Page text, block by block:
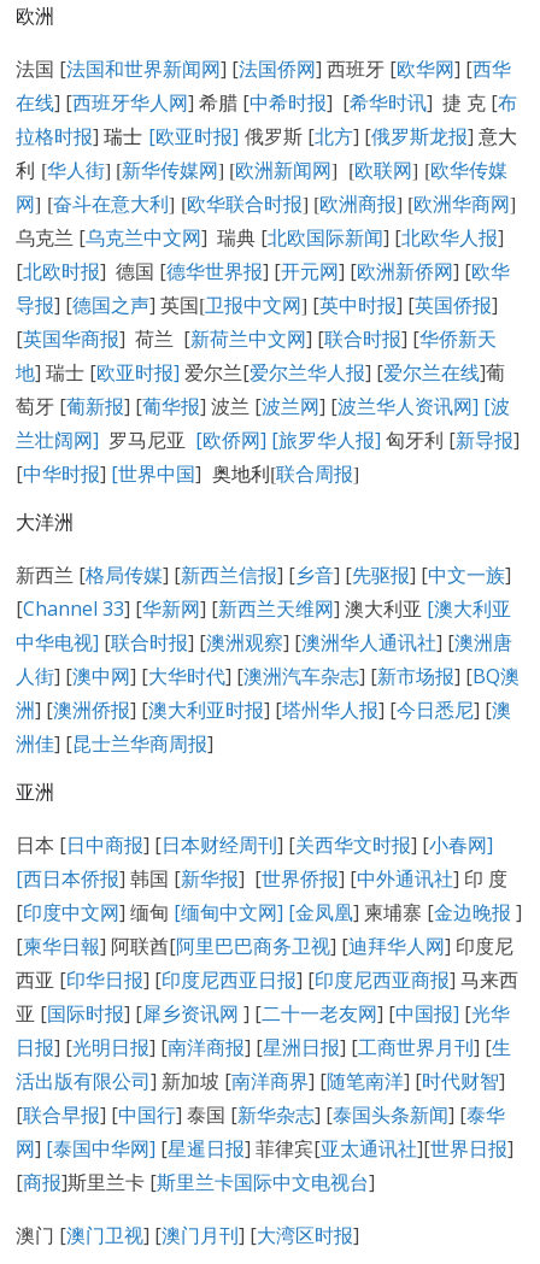
欧洲
法国 [法国和世界新闻网] [法国侨网] 西班牙 [欧华网] [西华
在线] [西班牙华人网] 希腊 [中希时报] [希华时讯] 捷 克 [布
拉格时报]瑞士 [欧亚时报] 俄罗斯 [北方] [俄罗斯龙报]意大
利 [华人街] [新华传媒网] [欧洲新闻网] [欧联网] [欧华传媒
网] [奋斗在意大利] [欧华联合时报] [欧洲商报] [欧洲华商网]
乌克兰 [乌克兰中文网] 瑞典 [北欧国际新闻] [北欧华人报]
[北欧时报] 德国 [德华世界报] [开元网] [欧洲新侨网] [欧华
导报] [德国之声] 英国[卫报中文网] [英中时报] [英国侨报]
[英国华商报] 荷兰 [新荷兰中文网] [联合时报] [华侨新天
地] 瑞士 [欧亚时报] 爱尔兰[爱尔兰华人报] [爱尔兰在线]葡
萄牙 [葡新报] [葡华报] 波兰 [波兰网] [波兰华人资讯网] [波
兰壮阔网] 罗马尼亚 [欧侨网] [旅罗华人报] 匈牙利 [新导报]
[中华时报] [世界中国] 奥地利[联合周报]
大洋洲
新西兰 [格局传媒] [新西兰信报] [乡音] [先驱报] [中文一族]
[Channel 33] [华新网] [新西兰天维网] 澳大利亚 [澳大利亚
中华电视] [联合时报] [澳洲观察] [澳洲华人通讯社] [澳洲唐
人街] [澳中网] [大华时代] [澳洲汽车杂志] [新市场报] [BQ澳
洲] [澳洲侨报] [澳大利亚时报] [塔州华人报] [今日悉尼] [澳
洲佳] [昆士兰华商周报]
亚洲
日本 [日中商报] [日本财经周刊] [关西华文时报] [小春网]
[西日本侨报] 韩国 [新华报] [世界侨报] [中外通讯社] 印 度
[印度中文网] 缅甸 [缅甸中文网] [金凤凰] 柬埔寨 [金边晚报 ]
[柬华日報] 阿联酋[阿里巴巴商务卫视] [迪拜华人网] 印度尼
西亚 [印华日报] [印度尼西亚日报] [印度尼西亚商报] 马来西
亚 [国际时报] [犀乡资讯网 ] [二十一老友网] [中国报] [光华
日报] [光明日报] [南洋商报] [星洲日报] [工商世界月刊] [生
活出版有限公司] 新加坡 [南洋商界] [随笔南洋] [时代财智]
[联合早报] [中国行] 泰国 [新华杂志] [泰国头条新闻] [泰华
网] [泰国中华网] [星暹日报] 菲律宾[亚太通讯社][世界日报]
[商报]斯里兰卡 [斯里兰卡国际中文电视台]
澳门 [澳门卫视] [澳门月刊] [大湾区时报]